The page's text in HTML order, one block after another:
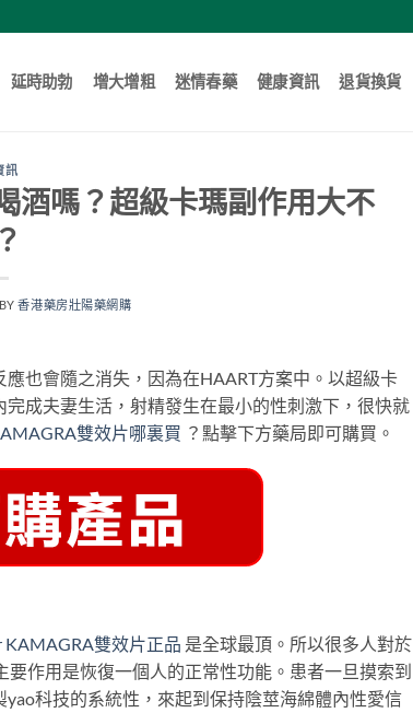
延時助勃 增大增粗 迷情春藥 健康資訊 退貨換貨
訊
酒嗎？超級卡瑪副作用大不
BY香港藥房壯陽藥網購
也會隨之消失，因為在HAART方案中。以超級卡
成夫妻生活，射精發生在最小的性刺激下，很快就
雙效片哪裏買 ？點擊下方藥局即可購買。
KAMAGRA雙效片正品 是全球最頂。所以很多人對於
作用是恢復一個人的正常性功能。患者一旦摸索到
科技的系統性，來起到保持陰莖海綿體內性愛信